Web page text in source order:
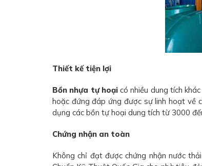
Thiết kế tiện lợi
Bồn nhựa tự hoạicó nhiều dung tích
hoặc đứng đáp ứng được sự linh hoạt về
dụng các bồn tự hoại dung tích từ 3000
Chứng nhận an toàn
Không chỉ đạt được chứng nhận nước